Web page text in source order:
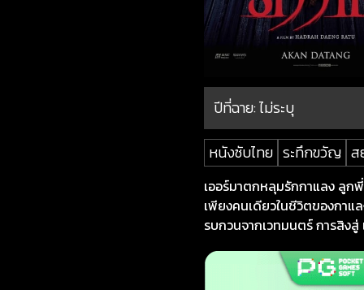
ปีที่ฉาย:ไม่ระบุ
หนังซับไทย ระทึกขวัญ ส
เออร์มาตกหลุมรักกาแลง ลูก
เพียงคนเดียวในชีวิตของกาแ
รบกวนจากเวทมนตร์ การสิงสู่